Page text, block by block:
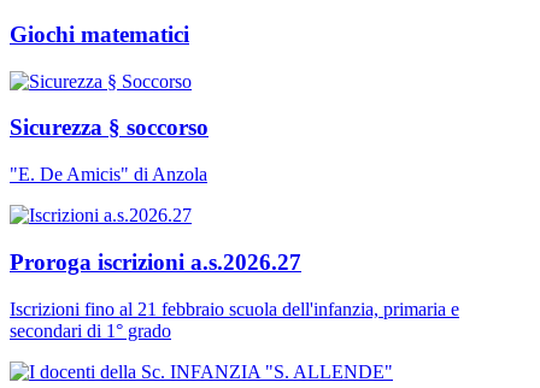
Giochi matematici
Sicurezza § soccorso
"E. De Amicis" di Anzola
Proroga iscrizioni a.s.2026.27
Iscrizioni fino al 21 febbraio scuola dell'infanzia, primaria e
secondari di 1° grado